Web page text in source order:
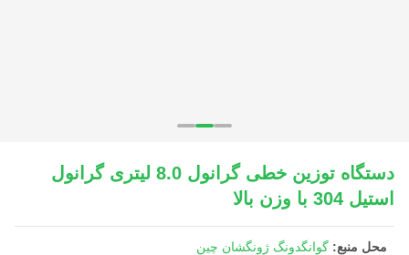
دستگاه توزین خطی گرانول 8.0 لیتری گرانول
استیل 304 با وزن بالا
محل منبع: گوانگدونگ ژونگشان چین